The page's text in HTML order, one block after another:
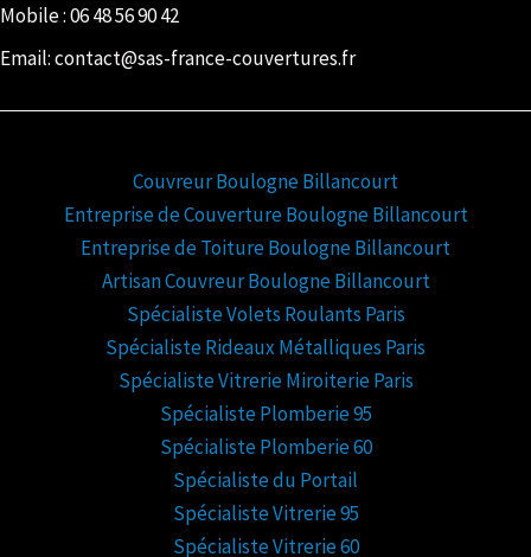
Mobile :06 48 56 90 42
Email: contact@sas-france-couvertures.fr
Couvreur Boulogne Billancourt
Entreprise de Couverture Boulogne Billancourt
Entreprise de Toiture Boulogne Billancourt
Artisan Couvreur Boulogne Billancourt
Spécialiste Volets Roulants Paris
Spécialiste Rideaux Métalliques Paris
Spécialiste Vitrerie Miroiterie Paris
Spécialiste Plomberie 95
Spécialiste Plomberie 60
Spécialiste du Portail
Spécialiste Vitrerie 95
Spécialiste Vitrerie 60